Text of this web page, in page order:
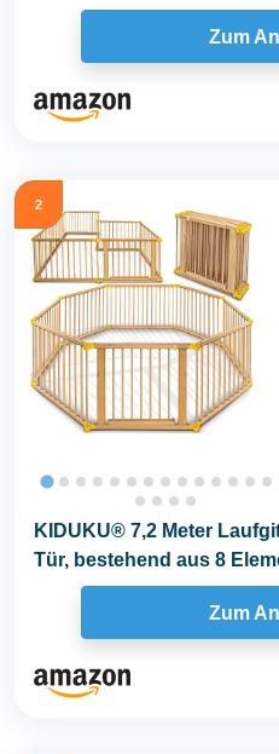
Zum
2
KIDUKU® 7,2 Meter
Tür, bestehend aus 8
Zum